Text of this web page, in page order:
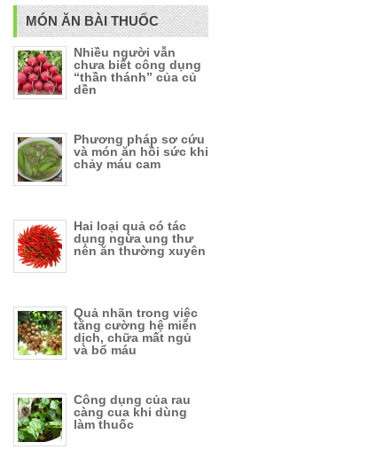
MÓN ĂN BÀI THUỐC
Nhiều người vẫn
chưa biết công dụng
“thần thánh” của củ
dền
Phương pháp sơ cứu
và món ăn hồi sức khi
chảy máu cam
Hai loại quả có tác
dụng ngừa ung thư
nên ăn thường xuyên
Quả nhãn trong việc
tăng cường hệ miễn
dịch, chữa mất ngủ
và bổ máu
Công dụng của rau
càng cua khi dùng
làm thuốc